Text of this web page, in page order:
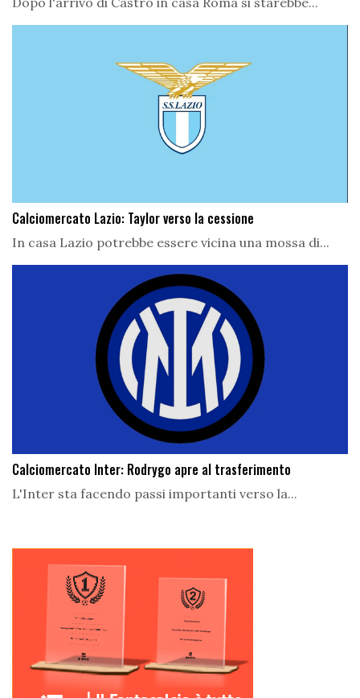
Calciomercato Lazio: Taylor verso la cessione
In casa Lazio potrebbe essere vicina una mossa di...
Calciomercato Inter: Rodrygo apre al trasferimento
L'Inter sta facendo passi importanti verso la...